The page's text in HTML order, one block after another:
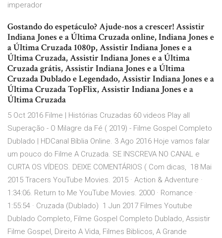
imperador
Gostando do espetáculo? Ajude-nos a crescer! Assistir
Indiana Jones e a Última Cruzada online, Indiana Jones e
a Última Cruzada 1080p, Assistir Indiana Jones e a
Última Cruzada, Assistir Indiana Jones e a Última
Cruzada grátis, Assistir Indiana Jones e a Última
Cruzada Dublado e Legendado, Assistir Indiana Jones e a
Última Cruzada TopFlix, Assistir Indiana Jones e a
Última Cruzada
5 Oct 2016 Filme | Histórias Cruzadas 60 videos Play all
Superação - O Milagre da Fé ( 2019) - Filme Gospel Completo
Dublado | HDCanal Bíblia Online. 3 Ago 2016 Hoje vamos falar
um pouco do Filme A Cruzada. SE INSCREVA NO CANAL e
CURTA OS VÍDEOS. DEIXE COMENTÁRIOS ( Com dicas, 18 Mai
2015 Tracers YouTube Movies. 2015 · Action & Adventure ·
1:34:06. Return to Me YouTube Movies. 2000 · Romance ·
1:55:54 · Cruzada (Dublado) 1 Jun 2017 Filmes Youtube
Dublado Completo, Filme Gospel Completo Dublado, Assistir
Filme Gospel, Direito A Vida, Filmes Biblicos, A Grande